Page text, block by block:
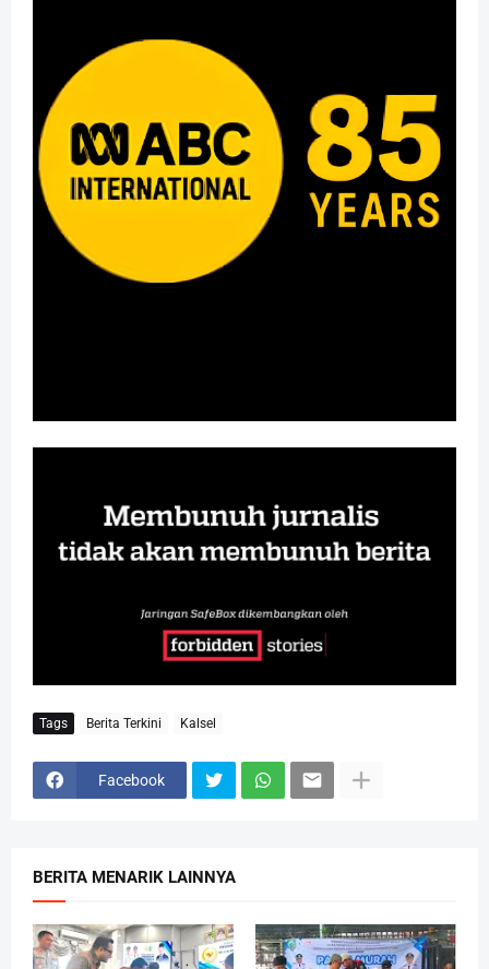
Tags Berita Terkini Kalsel
Facebook
BERITA MENARIK LAINNYA